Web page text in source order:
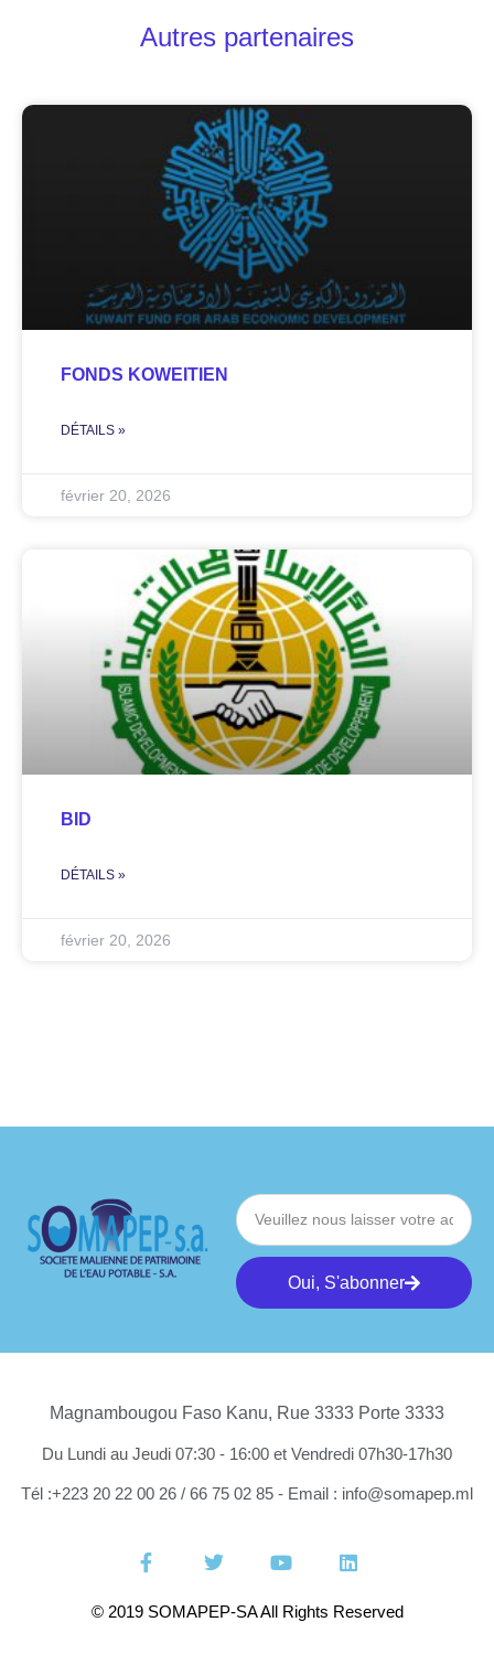
Autres partenaires
FONDS KOWEITIEN
DÉTAILS »
février 20, 2026
BID
DÉTAILS »
février 20, 2026
Oui, S'abonner
Magnambougou Faso Kanu, Rue 3333 Porte 3333
Du Lundi au Jeudi 07:30 - 16:00 et Vendredi 07h30-17h30
Tél :+223 20 22 00 26 / 66 75 02 85 - Email : info@somapep.ml
© 2019 SOMAPEP-SA All Rights Reserved